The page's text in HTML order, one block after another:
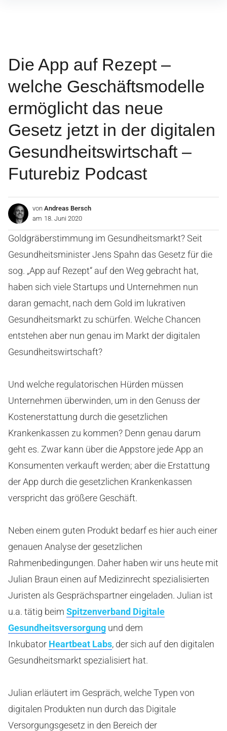
Die App auf Rezept –
welche Geschäftsmodelle
ermöglicht das neue
Gesetz jetzt in der digitalen
Gesundheitswirtschaft –
Futurebiz Podcast
von Andreas Bersch
am 18. Juni 2020
Goldgräberstimmung im Gesundheitsmarkt? Seit
Gesundheitsminister Jens Spahn das Gesetz für die
sog. „App auf Rezept“ auf den Weg gebracht hat,
haben sich viele Startups und Unternehmen nun
daran gemacht, nach dem Gold im lukrativen
Gesundheitsmarkt zu schürfen. Welche Chancen
entstehen aber nun genau im Markt der digitalen
Gesundheitswirtschaft?
Und welche regulatorischen Hürden müssen
Unternehmen überwinden, um in den Genuss der
Kostenerstattung durch die gesetzlichen
Krankenkassen zu kommen? Denn genau darum
geht es. Zwar kann über die Appstore jede App an
Konsumenten verkauft werden; aber die Erstattung
der App durch die gesetzlichen Krankenkassen
verspricht das größere Geschäft.
Neben einem guten Produkt bedarf es hier auch einer
genauen Analyse der gesetzlichen
Rahmenbedingungen. Daher haben wir uns heute mit
Julian Braun einen auf Medizinrecht spezialisierten
Juristen als Gesprächspartner eingeladen. Julian ist
u.a. tätig beim Spitzenverband Digitale
Gesundheitsversorgung und dem
Inkubator Heartbeat Labs, der sich auf den digitalen
Gesundheitsmarkt spezialisiert hat.
Julian erläutert im Gespräch, welche Typen von
digitalen Produkten nun durch das Digitale
Versorgungsgesetz in den Bereich der